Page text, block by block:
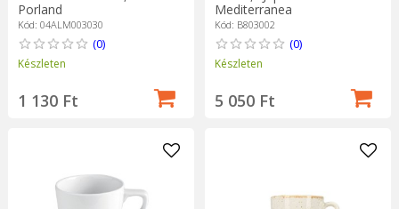
Porland
Kód: 04ALM003030
(0)
Készleten
1 130 Ft
Mediterranea
Kód: B803002
(0)
Készleten
5 050 Ft